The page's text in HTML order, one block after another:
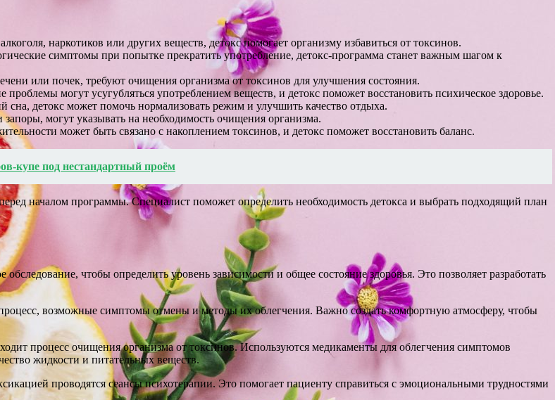
наркотиков или других веществ, детокс помогает организму избавиться от токсинов.
симптомы при попытке прекратить употребление, детокс-программа станет важным шагом к
или почек, требуют очищения организма от токсинов для улучшения состояния.
проблемы могут усугубляться употреблением веществ, и детокс поможет восстановить психическое здоровье.
детокс может помочь нормализовать режим и улучшить качество отдыха.
запоры, могут указывать на необходимость очищения организма.
может быть связано с накоплением токсинов, и детокс поможет восстановить баланс.
купе под нестандартный проём
началом программы. Специалист поможет определить необходимость детокса и выбрать подходящий план
чтобы определить уровень зависимости и общее состояние здоровья. Это позволяет разработать
возможные симптомы отмены и методы их облегчения. Важно создать комфортную атмосферу, чтобы
процесс очищения организма от токсинов. Используются медикаменты для облегчения симптомов
жидкости и питательных веществ.
проводятся сеансы психотерапии. Это помогает пациенту справиться с эмоциональными трудностями